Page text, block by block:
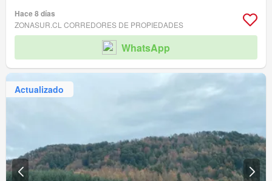
Hace 8 días
ZONASUR.CL CORREDORES DE PROPIEDADES
WhatsApp
Actualizado